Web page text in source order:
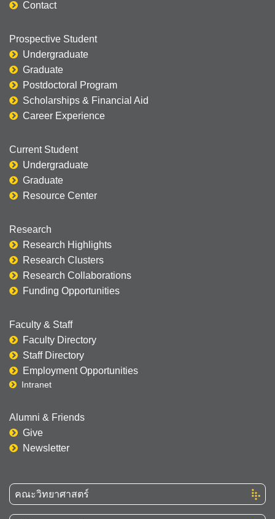
Contact
Prospective Student
Undergraduate
Graduate
Postdoctoral Program
Scholarships & Financial Aid
Career Experience
Current Student
Undergraduate
Graduate
Resource Center
Research
Research Highlights
Research Clusters
Research Collaborations
Funding Opportunities
Faculty & Staff
Faculty Directory
Staff Directory
Employment Opportunities
Intranet
Alumni & Friends
Give
Newsletter
คณะวิทยาศาสตร์